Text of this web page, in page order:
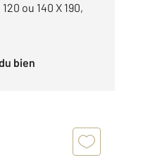
ou 140 X 190,
bien